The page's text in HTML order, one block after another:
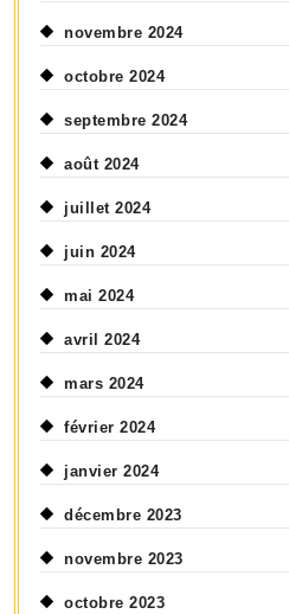
novembre 2024
octobre 2024
septembre 2024
août 2024
juillet 2024
juin 2024
mai 2024
avril 2024
mars 2024
février 2024
janvier 2024
décembre 2023
novembre 2023
octobre 2023